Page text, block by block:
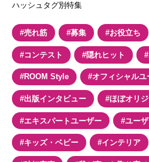
ハッシュタグ別特集
#売れ筋 #募集 #お役立ち
#コンテスト #隠れヒット
#ROOM Style #オフィシャル
#出版インタビュー #ほぼオリ
#エキスパートユーザー #ユー
#キッズ・ベビー #インテリア